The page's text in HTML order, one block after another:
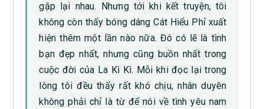
gặp lại nhau. Nhưng tới khi kết truyện, tôi
không còn thấy bóng dáng Cát Hiểu Phỉ xuất
hiện thêm một lần nào nữa. Đó có lẽ là tình
bạn đẹp nhất, nhưng cũng buồn nhất trong
cuộc đời của La Kì Kì. Mỗi khi đọc lại trong
lòng tôi đều thấy rất khó chịu, nhân duyên
không phải chỉ là từ để nói về tình yêu nam